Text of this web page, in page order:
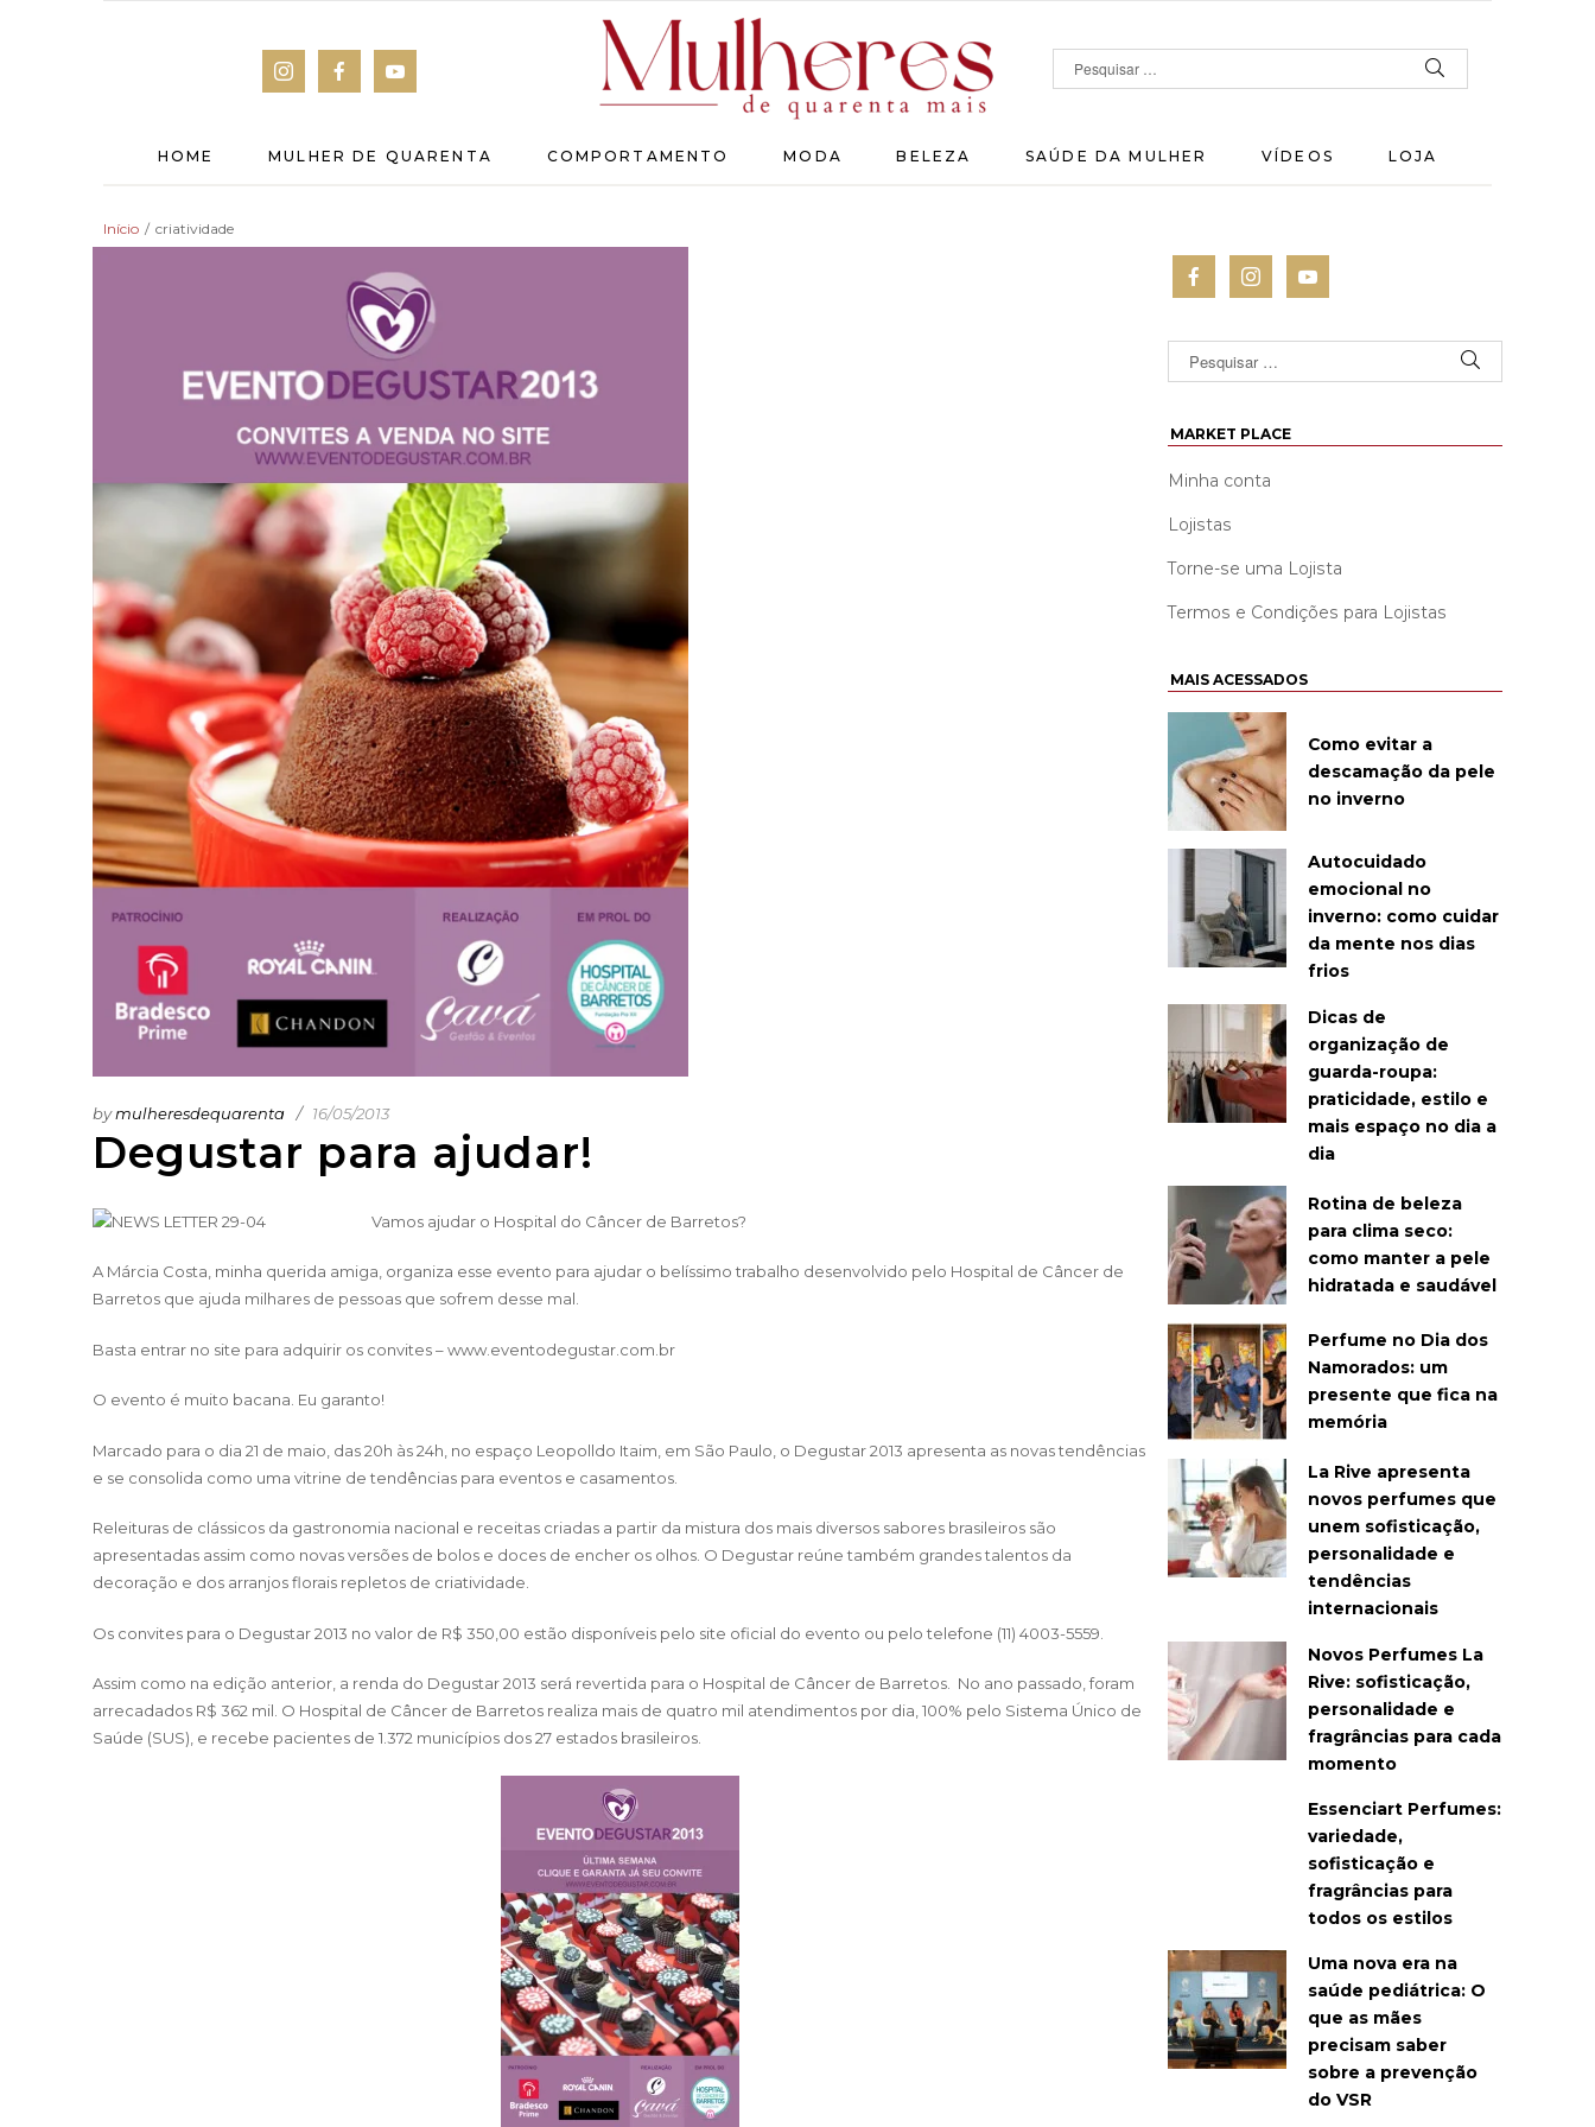
MULHERES
Para
chegaram
HOME MULHER DE QUARENTA COMPORTAMENTO MODA BELEZA SAÚDE DA MULHER VÍDEOS LOJA
Início / criatividade
Degustar para ajudar!
bymulheresdequarenta 16/05/2013
Vamos ajudar o Hospital do Câncer de Barretos?
A Márcia Costa, minha querida amiga, organiza esse evento para ajudar o belíssimo trabalho desenvolvido pelo Hospital de Câncer de
Barretos que ajuda milhares de pessoas que sofrem desse mal.
Basta entrar no site para adquirir os convites –www.eventodegustar.com.br
O evento é muito bacana. Eu garanto!
Marcado para o dia 21 de maio, das 20h às 24h, no espaço Leopolldo Itaim, em São Paulo, o Degustar 2013 apresenta as novas tendências
e se consolida como uma vitrine de tendências para eventos e casamentos.
Releituras de clássicos da gastronomia nacional e receitas criadas a partir da mistura dos mais diversos sabores brasileiros são
apresentadas assim como novas versões de bolos e doces de encher os olhos. O Degustar reúne também grandes talentos da
decoração e dos arranjos florais repletos de criatividade.
Os convites para o Degustar 2013 no valor de R$ 350,00 estão disponíveis pelo site oficial do evento ou pelo telefone (11) 4003-5559.
Assim como na edição anterior, a renda do Degustar 2013 será revertida para o Hospital de Câncer de Barretos. No ano passado, foram
arrecadados R$ 362 mil. O Hospital de Câncer de Barretos realiza mais de quatro mil atendimentos por dia, 100% pelo Sistema Único de
Saúde (SUS), e recebe pacientes de 1.372 municípios dos 27 estados brasileiros.
MARKET PLACE
Minha conta
Lojistas
Torne-se uma Lojista
Termos e Condições para Lojistas
MAIS ACESSADOS
Como evitar a
descamação da pele
no inverno
Autocuidado
emocional no
inverno: como cuidar
da mente nos dias
frios
Dicas de
organização de
guarda-roupa:
praticidade, estilo e
mais espaço no dia a
dia
Rotina de beleza
para clima seco:
como manter a pele
hidratada e saudável
Perfume no Dia dos
Namorados: um
presente que fica na
memória
La Rive apresenta
novos perfumes que
unem sofisticação,
personalidade e
tendências
internacionais
Novos Perfumes La
Rive: sofisticação,
personalidade e
fragrâncias para cada
momento
Essenciart Perfumes:
variedade,
sofisticação e
fragrâncias para
todos os estilos
Uma nova era na
saúde pediátrica: O
que as mães
precisam saber
sobre a prevenção
do VSR